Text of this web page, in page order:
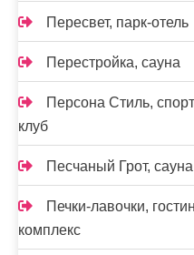
Пересвет, парк-отель
Перестройка, сауна
Персона Стиль,
клуб
Песчаный Грот, сауна
Печки-лавочки,
комплекс